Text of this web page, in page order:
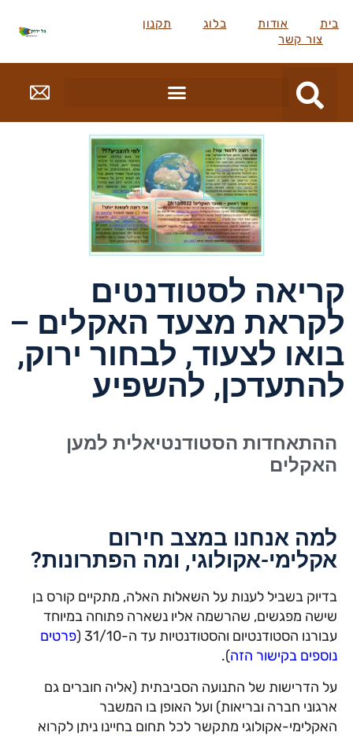
בית אודות בלוג
תקנון
צור קשר
קריאה לסטודנטים
לקראת מצעד האקלים –
בואו לצעוד, לבחור ירוק,
להתעדכן, להשפיע
ההתאחדות הסטודנטיאלית למען
האקלים
למה אנחנו במצב חירום
אקלימי-אקולוגי, ומה הפתרונות?
בדיוק בשביל לענות על השאלות האלה, מתקיים קורס בן
שישה מפגשים, שהרשמה אליו נשארה פתוחה במיוחד
עבורנו הסטודנטיום והסטודנטיות עד ה-31/10 (
פרטים
נוספים בקישור הזה).
על הדרישות של התנועה הסביבתית (אליה חוברים גם
ארגוני חברה ובריאות) ועל האופן בו המשבר
האקלימי-אקולוגי מתקשר לכל תחום בחיינו ניתן לקרוא